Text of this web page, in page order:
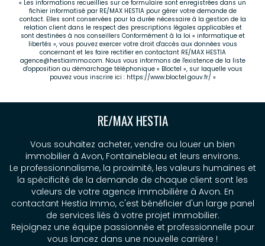
« Les informations recueillies sur ce formulaire sont enregistrées dans un
fichier informatisé par RE/MAX HESTIA pour gérer votre demande de
contact. Elles sont conservées pour la durée nécessaire à la gestion de la
relation client dans le respect des prescriptions légales applicables et
sont destinées à nos conseillers Conformément à la loi « informatique et
libertés », vous pouvez exercer votre droit d'accès aux données vous
concernant et les faire rectifier en contactant RE/MAX HESTIA
agence@hestiaimmo.com. Nous vous informons de l'existence de la liste
d'opposition au démarchage téléphonique « Bloctel », sur laquelle vous
pouvez vous inscrire ici : https://www.bloctel.gouv.fr/ »
RE/MAX HESTIA
Vous souhaitez acheter, vendre ou louer un bien
immobilier à Avon, Fontainebleau et leurs environs.
Le professionnalisme, la proximité, les valeurs humaines et
la spécificité de la demande de chaque client sont les
valeurs de votre agence immobilière à Avon. En
contactant Hestia Immo, c'est bénéficier d'un large panel
de services liés à votre projet immobilier.
Rejoignez une équipe passionnée et professionnelle pour
vous lancez dans une nouvelle carrière !